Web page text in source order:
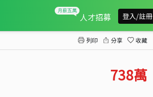
人才招募 登入/註冊
列印 分享 收藏
738萬